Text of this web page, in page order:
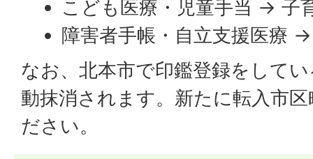
こども医療・児童手当 → 子
障害者手帳・自立支援医療
なお、北本市で印鑑登録をして
動抹消されます。新たに転入市
ださい。